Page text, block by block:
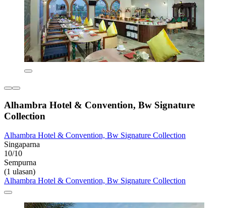
Alhambra Hotel & Convention, Bw Signature
Collection
Alhambra Hotel & Convention, Bw Signature Collection
Singaparna
10/10
Sempurna
(1 ulasan)
Alhambra Hotel & Convention, Bw Signature Collection